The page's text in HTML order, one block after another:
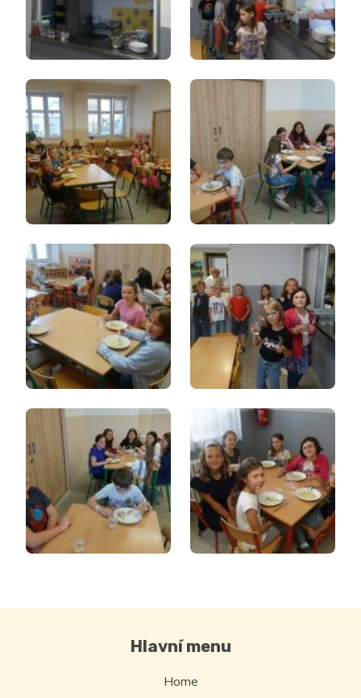
Hlavní menu
Home